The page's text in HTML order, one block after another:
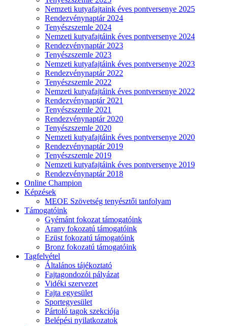
Nemzeti kutyafajtaink éves pontversenye 2025
Rendezvénynaptár 2024
Tenyészszemle 2024
Nemzeti kutyafajtáink éves pontversenye 2024
Rendezvénynaptár 2023
Tenyészszemle 2023
Nemzeti kutyafajtáink éves pontversenye 2023
Rendezvénynaptár 2022
Tenyészszemle 2022
Nemzeti kutyafajtáink éves pontversenye 2022
Rendezvénynaptár 2021
Tenyészszemle 2021
Rendezvénynaptár 2020
Tenyészszemle 2020
Nemzeti kutyafajtáink éves pontversenye 2020
Rendezvénynaptár 2019
Tenyészszemle 2019
Nemzeti kutyafajtáink éves pontversenye 2019
Rendezvénynaptár 2018
Online Champion
Képzések
MEOE Szövetség tenyésztői tanfolyam
Támogatóink
Gyémánt fokozat támogatóink
Arany fokozatú támogatóink
Ezüst fokozatú támogatóink
Bronz fokozatú támogatóink
Tagfelvétel
Általános tájékoztató
Fajtagondozói pályázat
Vidéki szervezet
Fajta egyesület
Sportegyesület
Pártoló tagok szekciója
Belépési nyilatkozatok